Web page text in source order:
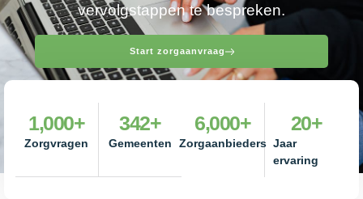
vervolgstappen te bespreken.
Start zorgaanvraag
Zorgvragen
1,000+
Gemeenten
342+
Zorgaanbieders
6,000+
Jaar
ervaring
20+